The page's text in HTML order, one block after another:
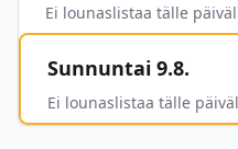
Ei lounaslistaa tälle
Sunnuntai 9.8.
Ei lounaslistaa tälle